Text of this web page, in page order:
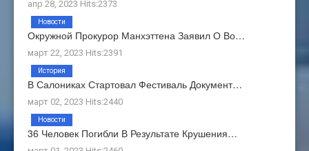
апр 28, 2023 Hits:2373
Окружной Прокурор Манхэттена Заявил О Во…
март 22, 2023 Hits:2391
Новости
В Салониках Стартовал Фестиваль Документ…
март 02, 2023 Hits:2440
История
36 Человек Погибли В Результате Крушения…
Новости